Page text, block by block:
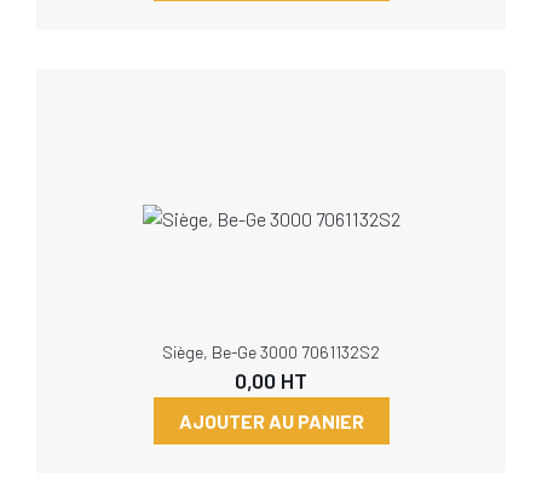
Siège, Be-Ge 3000 7061132S2
0,00 HT
AJOUTER AU PANIER